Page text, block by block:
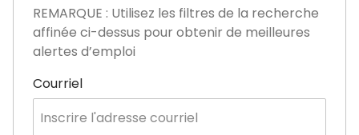
REMARQUE : Utilisez les filtres de la recherche
affinée ci-dessus pour obtenir de meilleures
alertes d’emploi
CourrielRequired